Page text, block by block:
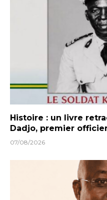
Histoire : un livre
Dadjo, premier
07/08/2026